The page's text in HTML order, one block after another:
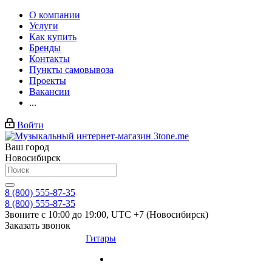
О компании
Услуги
Как купить
Бренды
Контакты
Пункты самовывоза
Проекты
Вакансии
...
Войти
Ваш город
Новосибирск
8 (800) 555-87-35
8 (800) 555-87-35
Звоните с 10:00 до 19:00, UTC +7 (Новосибирск)
Заказать звонок
Гитары